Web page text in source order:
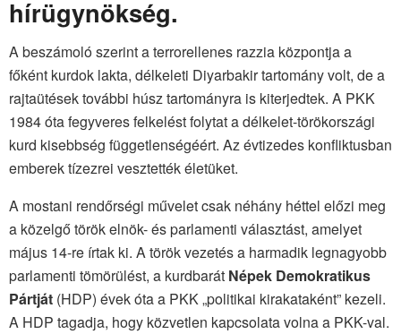
hírügynökség.
A beszámoló szerint a terrorellenes razzia központja a
főként kurdok lakta, délkeleti Diyarbakir tartomány volt, de a
rajtaütések további húsz tartományra is kiterjedtek. A PKK
1984 óta fegyveres felkelést folytat a délkelet-törökországi
kurd kisebbség függetlenségéért. Az évtizedes konfliktusban
emberek tízezrei vesztették életüket.
A mostani rendőrségi művelet csak néhány héttel előzi meg
a közelgő török elnök- és parlamenti választást, amelyet
május 14-re írtak ki. A török vezetés a harmadik legnagyobb
parlamenti tömörülést, a kurdbarát Népek Demokratikus
Pártját (HDP) évek óta a PKK „politikai kirakataként” kezeli.
A HDP tagadja, hogy közvetlen kapcsolata volna a PKK-val.